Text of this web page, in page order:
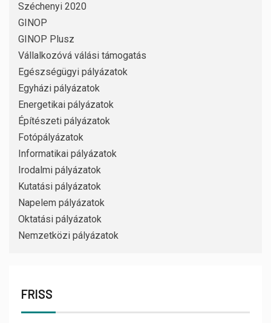
Széchenyi 2020
GINOP
GINOP Plusz
Vállalkozóvá válási támogatás
Egészségügyi pályázatok
Egyházi pályázatok
Energetikai pályázatok
Építészeti pályázatok
Fotópályázatok
Informatikai pályázatok
Irodalmi pályázatok
Kutatási pályázatok
Napelem pályázatok
Oktatási pályázatok
Nemzetközi pályázatok
FRISS